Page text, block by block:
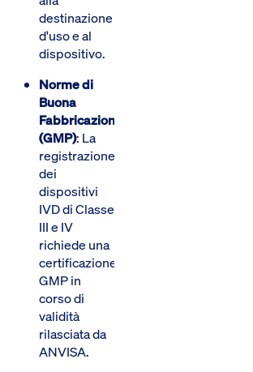
destinazione
d'uso e al
dispositivo.
Norme di
Buona
Fabbricazione
(GMP): La
registrazione
dei
dispositivi
IVD di Classe
III e IV
richiede una
certificazione
GMP in
corso di
validità
rilasciata da
ANVISA.